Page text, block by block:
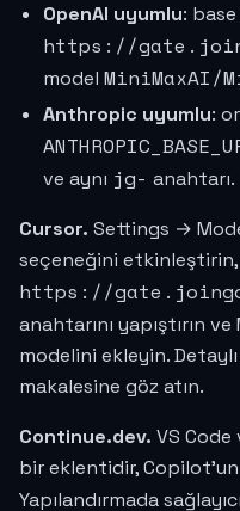
OpenAI uyumlu: base
https://
model MiniMaxAI/
Anthropic uyumlu:
ve aynı jg- anahtarı.
Cursor. Settings →
seçeneğini etkinleştirin,
https://
anahtarını yapıştırın ve
modelini ekleyin.
makalesine göz atın.
Continue.dev. VS
bir eklentidir,
Yapılandırmada